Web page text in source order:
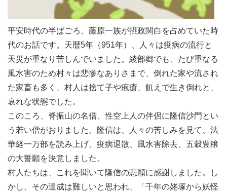
平安時代の半ばごろ、藤原一族が摂政関白を占めていた時
代のお話です。天暦5年（951年）、人々は疫病の流行と
天災が重なり苦しんでいました。綾部郷でも、たび重なる
風水害のため村々は悲惨なありさまで、倒れた家や流され
た家畜も多く、村人は捨て子や疱瘡、飢えで生き倒れと、
哀れな状態でした。
このころ、脊振山の名僧、性空上人の伴侶に隆信沙門とい
う若い僧がおりました。隆信は、人々の苦しみを見て、法
華経一万部を読み上げ、疫病退散、風水害除去、五穀豊穣
の大誓願を決意しました。
村人たちは、これを聞いて隆信の悲願に感謝しました。し
かし、その達成は難しいと思われ、「千年の姥塚から妖怪